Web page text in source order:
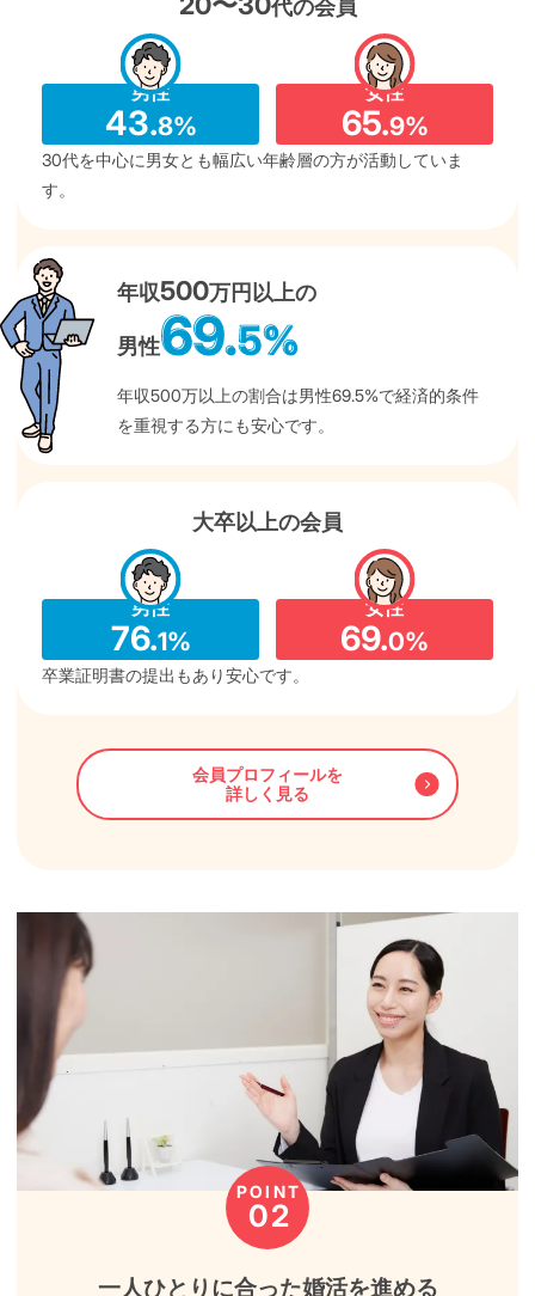
代の会員
男性
43.8%
女性
65.9%
30代を中心に男女とも幅広い年齢層の方が活動していま
す。
年収500万円以上の
男性69.5%
年収500万以上の割合は男性69.5%で経済的条件
を重視する方にも安心です。
大卒以上の会員
男性
76.1%
女性
69.0%
卒業証明書の提出もあり安心です。
会員プロフィールを
詳しく見る
POINT
02
一人ひとりに合った婚活を進める